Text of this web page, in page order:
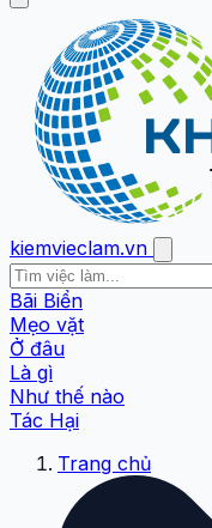
kiemvieclam.vn
Bãi Biển
Mẹo vặt
Ở đâu
Là gì
Như thế nào
Tác Hại
Trang chủ